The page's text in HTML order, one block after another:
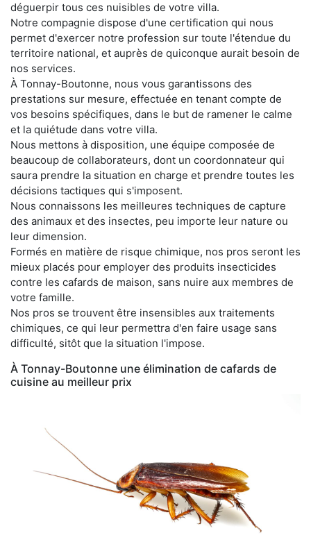
déguerpir tous ces nuisibles de votre villa.
Notre compagnie dispose d'une certification qui nous
permet d'exercer notre profession sur toute l'étendue du
territoire national, et auprès de quiconque aurait besoin de
nos services.
À Tonnay-Boutonne, nous vous garantissons des
prestations sur mesure, effectuée en tenant compte de
vos besoins spécifiques, dans le but de ramener le calme
et la quiétude dans votre villa.
Nous mettons à disposition, une équipe composée de
beaucoup de collaborateurs, dont un coordonnateur qui
saura prendre la situation en charge et prendre toutes les
décisions tactiques qui s'imposent.
Nous connaissons les meilleures techniques de capture
des animaux et des insectes, peu importe leur nature ou
leur dimension.
Formés en matière de risque chimique, nos pros seront les
mieux placés pour employer des produits insecticides
contre les cafards de maison, sans nuire aux membres de
votre famille.
Nos pros se trouvent être insensibles aux traitements
chimiques, ce qui leur permettra d'en faire usage sans
difficulté, sitôt que la situation l'impose.
À Tonnay-Boutonne une élimination de cafards de
cuisine au meilleur prix